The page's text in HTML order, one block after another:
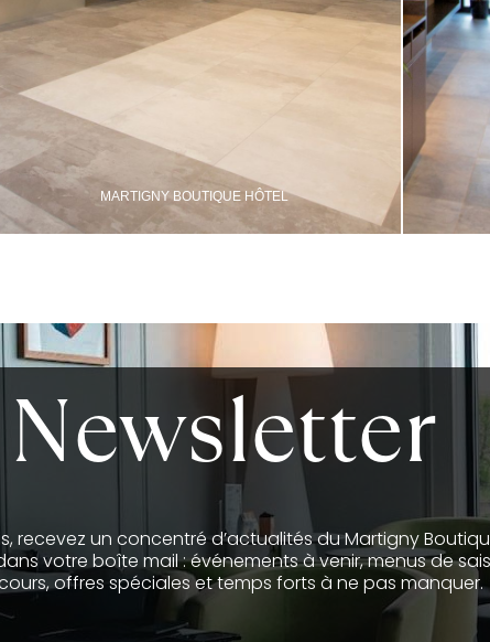
MARTIGNY BOUTIQUE HÔTEL
Newsletter
recevez un concentré d’actualités du Martigny
votre boîte mail : événements à venir, menus de
offres spéciales et temps forts à ne pas manquer.